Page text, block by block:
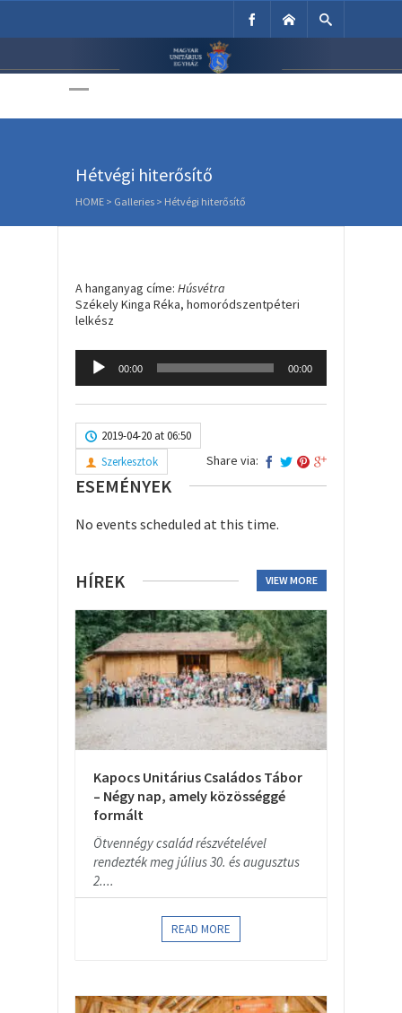
Unitárius Egyház
Hétvégi hiterősítő
HOME > Galleries > Hétvégi hiterősítő
A hanganyag címe: Húsvétra
Székely Kinga Réka, homoródszentpéteri
lelkész
Audio
Player
00:00 00:00
2019-04-20 at 06:50
Szerkesztok
Share via:
ESEMÉNYEK
No events scheduled at this time.
HÍREK VIEW MORE
Kapocs Unitárius Családos Tábor
– Négy nap, amely közösséggé
formált
Ötvennégy család részvételével
rendezték meg július 30. és augusztus
2....
READ MORE